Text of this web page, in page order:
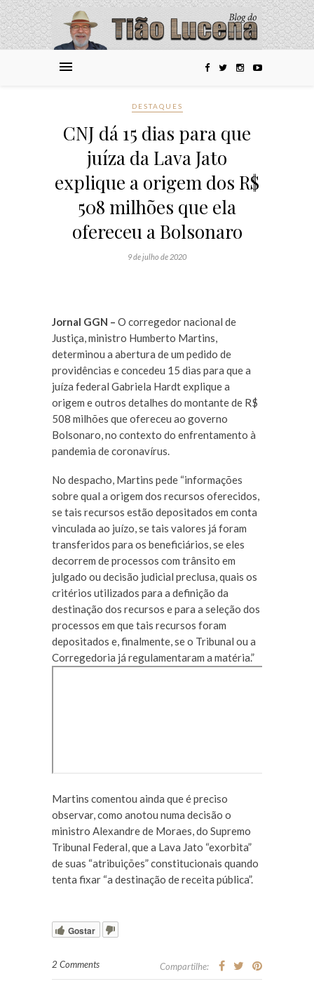
DESTAQUES
CNJ dá 15 dias para que
juíza da Lava Jato
explique a origem dos R$
508 milhões que ela
ofereceu a Bolsonaro
9 de julho de 2020
Jornal GGN – O corregedor nacional de
Justiça, ministro Humberto Martins,
determinou a abertura de um pedido de
providências e concedeu 15 dias para que a
juíza federal Gabriela Hardt explique a
origem e outros detalhes do montante de R$
508 milhões que ofereceu ao governo
Bolsonaro, no contexto do enfrentamento à
pandemia de coronavírus.
No despacho, Martins pede “informações
sobre qual a origem dos recursos oferecidos,
se tais recursos estão depositados em conta
vinculada ao juízo, se tais valores já foram
transferidos para os beneficiários, se eles
decorrem de processos com trânsito em
julgado ou decisão judicial preclusa, quais os
critérios utilizados para a definição da
destinação dos recursos e para a seleção dos
processos em que tais recursos foram
depositados e, finalmente, se o Tribunal ou a
Corregedoria já regulamentaram a matéria.”
Martins comentou ainda que é preciso
observar, como anotou numa decisão o
ministro Alexandre de Moraes, do Supremo
Tribunal Federal, que a Lava Jato “exorbita”
de suas “atribuições” constitucionais quando
tenta fixar “a destinação de receita pública”.
Gostar
2 Comments Compartilhe: